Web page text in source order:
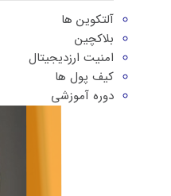
آلتکوین ها
بلاکچین
امنیت ارزدیجیتال
کیف پول ها
دوره‌ آموزشی